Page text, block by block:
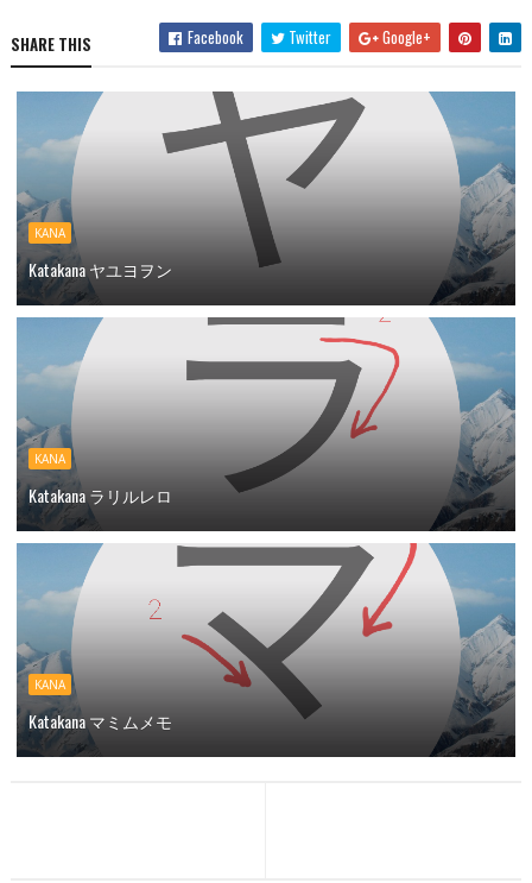
SHARE THIS Facebook Twitter Google+
KANA
Katakana ヤユヨヲン
KANA
Katakana ラリルレロ
KANA
Katakana マミムメモ